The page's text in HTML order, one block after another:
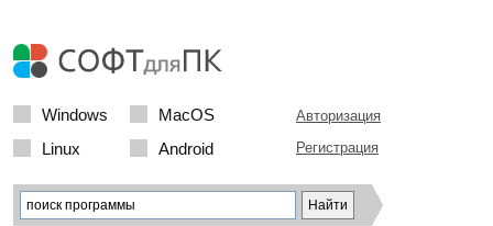
Windows
MacOS
Linux
Android
Авторизация
Регистрация